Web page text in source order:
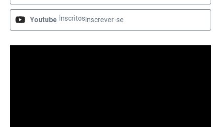
Youtube Inscritos Inscrever-se